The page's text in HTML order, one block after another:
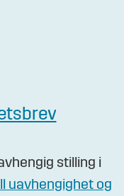
stilling i
uavhengighet og